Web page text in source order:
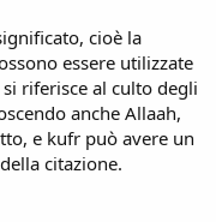
cioè la
essere utilizzate
riferisce al culto degli
anche Allaah,
e kufr può avere un
citazione.